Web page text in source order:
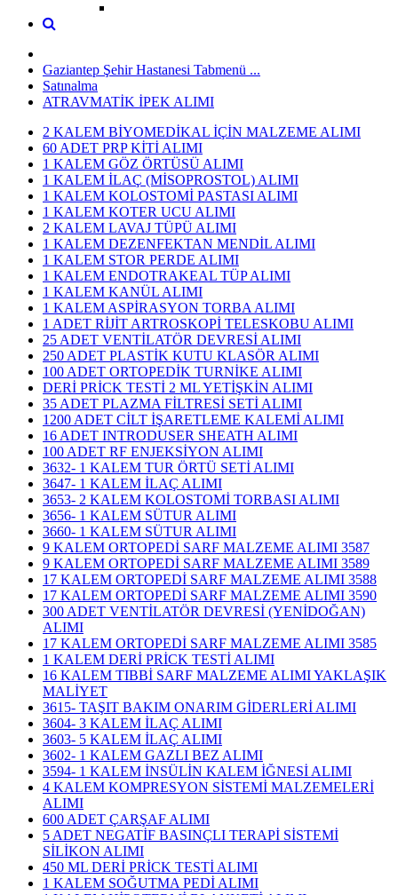
Gaziantep Şehir Hastanesi Tabmenü ...
Satınalma
ATRAVMATİK İPEK ALIMI
2 KALEM BİYOMEDİKAL İÇİN MALZEME ALIMI
60 ADET PRP KİTİ ALIMI
1 KALEM GÖZ ÖRTÜSÜ ALIMI
1 KALEM İLAÇ (MİSOPROSTOL) ALIMI
1 KALEM KOLOSTOMİ PASTASI ALIMI
1 KALEM KOTER UCU ALIMI
2 KALEM LAVAJ TÜPÜ ALIMI
1 KALEM DEZENFEKTAN MENDİL ALIMI
1 KALEM STOR PERDE ALIMI
1 KALEM ENDOTRAKEAL TÜP ALIMI
1 KALEM KANÜL ALIMI
1 KALEM ASPİRASYON TORBA ALIMI
1 ADET RİJİT ARTROSKOPİ TELESKOBU ALIMI
25 ADET VENTİLATÖR DEVRESİ ALIMI
250 ADET PLASTİK KUTU KLASÖR ALIMI
100 ADET ORTOPEDİK TURNİKE ALIMI
DERİ PRİCK TESTİ 2 ML YETİŞKİN ALIMI
35 ADET PLAZMA FİLTRESİ SETİ ALIMI
1200 ADET CİLT İŞARETLEME KALEMİ ALIMI
16 ADET INTRODUSER SHEATH ALIMI
100 ADET RF ENJEKSİYON ALIMI
3632- 1 KALEM TUR ÖRTÜ SETİ ALIMI
3647- 1 KALEM İLAÇ ALIMI
3653- 2 KALEM KOLOSTOMİ TORBASI ALIMI
3656- 1 KALEM SÜTUR ALIMI
3660- 1 KALEM SÜTUR ALIMI
9 KALEM ORTOPEDİ SARF MALZEME ALIMI 3587
9 KALEM ORTOPEDİ SARF MALZEME ALIMI 3589
17 KALEM ORTOPEDİ SARF MALZEME ALIMI 3588
17 KALEM ORTOPEDİ SARF MALZEME ALIMI 3590
300 ADET VENTİLATÖR DEVRESİ (YENİDOĞAN)
ALIMI
17 KALEM ORTOPEDİ SARF MALZEME ALIMI 3585
1 KALEM DERİ PRİCK TESTİ ALIMI
16 KALEM TIBBİ SARF MALZEME ALIMI YAKLAŞIK
MALİYET
3615- TAŞIT BAKIM ONARIM GİDERLERİ ALIMI
3604- 3 KALEM İLAÇ ALIMI
3603- 5 KALEM İLAÇ ALIMI
3602- 1 KALEM GAZLI BEZ ALIMI
3594- 1 KALEM İNSÜLİN KALEM İĞNESİ ALIMI
4 KALEM KOMPRESYON SİSTEMİ MALZEMELERİ
ALIMI
600 ADET ÇARŞAF ALIMI
5 ADET NEGATİF BASINÇLI TERAPİ SİSTEMİ
SİLİKON ALIMI
450 ML DERİ PRİCK TESTİ ALIMI
1 KALEM SOĞUTMA PEDİ ALIMI